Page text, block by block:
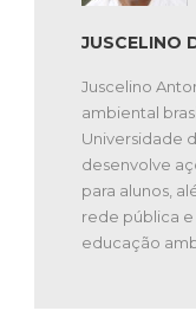
JUSCELINO
Juscelino
ambiental
Universidade
desenvolve
para alunos,
rede pública
educação